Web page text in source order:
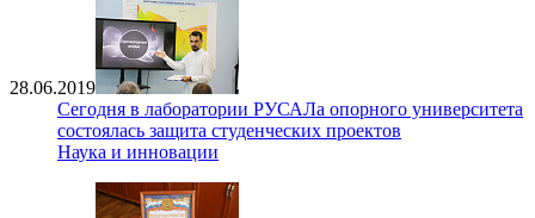
28.06.2019
Сегодня в лаборатории РУСАЛа опорного университета
состоялась защита студенческих проектов
Наука и инновации